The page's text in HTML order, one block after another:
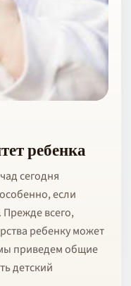
ребенка
сегодня
если
всего,
ребенку может
приведем общие
детский